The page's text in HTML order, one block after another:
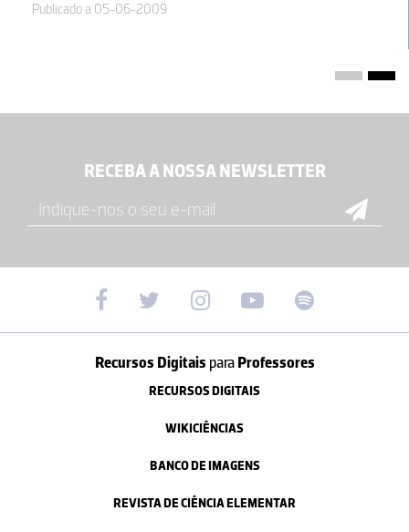
Publicado a 05-06-2009
RECEBA A NOSSA NEWSLETTER
Recursos Digitais paraProfessores
RECURSOS DIGITAIS
WIKICIÊNCIAS
BANCO DE IMAGENS
REVISTA DE CIÊNCIA ELEMENTAR